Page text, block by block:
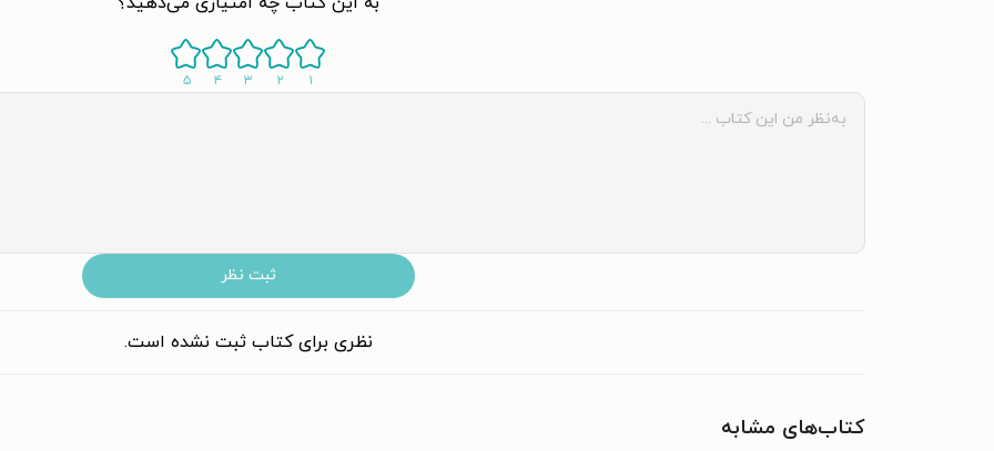
۱ ۲ ۳ ۴ ۵
ثبت نظر
نظری برای کتاب ثبت نشده است.
کتاب‌های مشابه